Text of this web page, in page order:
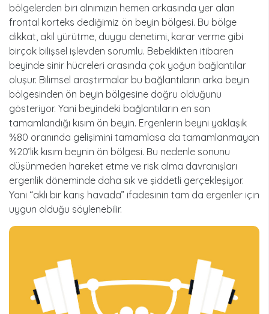
bölgelerden biri alnımızın hemen arkasında yer alan
frontal korteks dediğimiz ön beyin bölgesi. Bu bölge
dikkat, akıl yürütme, duygu denetimi, karar verme gibi
birçok bilişsel işlevden sorumlu. Bebeklikten itibaren
beyinde sinir hücreleri arasında çok yoğun bağlantılar
oluşur. Bilimsel araştırmalar bu bağlantıların arka beyin
bölgesinden ön beyin bölgesine doğru olduğunu
gösteriyor. Yani beyindeki bağlantıların en son
tamamlandığı kısım ön beyin. Ergenlerin beyni yaklaşık
%80 oranında gelişimini tamamlasa da tamamlanmayan
%20’lik kısım beynin ön bölgesi. Bu nedenle sonunu
düşünmeden hareket etme ve risk alma davranışları
ergenlik döneminde daha sık ve şiddetli gerçekleşiyor.
Yani “aklı bir karış havada” ifadesinin tam da ergenler için
uygun olduğu söylenebilir.